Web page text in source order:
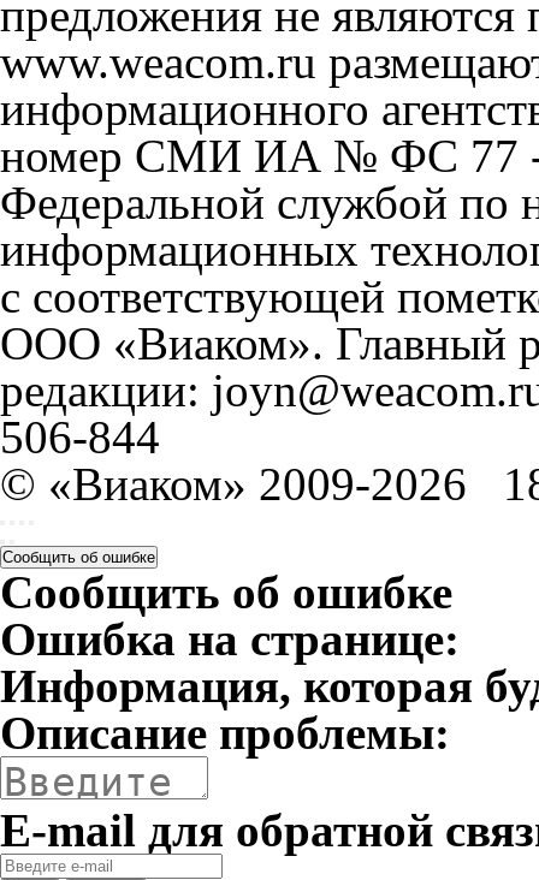
предложения не
www.weacom.ru
информационного
номер СМИ ИА № ФС 77 -
Федеральной службой по
информационных
с соответствующей
ООО «Виаком». Главный
редакции:
506-844
© «Виаком» 2009-2026
Сообщить об ошибке
Сообщить об ошибке
Ошибка на странице:
Информация, которая
Описание проблемы:
E-mail для обратной